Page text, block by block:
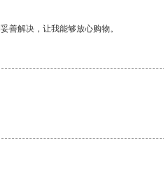
善解决，让我能够放心购物。